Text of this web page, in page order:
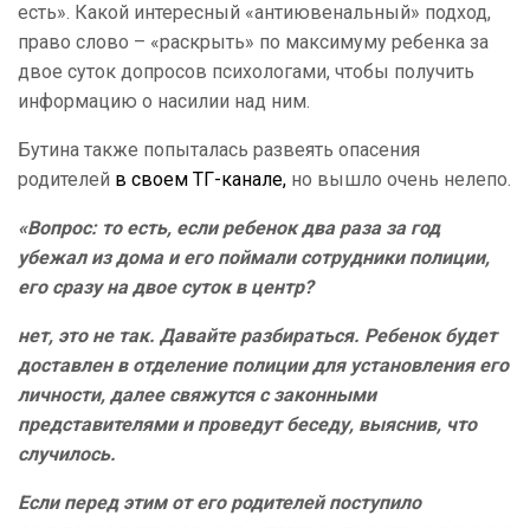
есть». Какой интересный «антиювенальный» подход,
право слово – «раскрыть» по максимуму ребенка за
двое суток допросов психологами, чтобы получить
информацию о насилии над ним.
Бутина также попыталась развеять опасения
родителей в своем ТГ-канале, но вышло очень нелепо.
«Вопрос: то есть, если ребенок два раза за год
убежал из дома и его поймали сотрудники полиции,
его сразу на двое суток в центр?
нет, это не так. Давайте разбираться. Ребенок будет
доставлен в отделение полиции для установления его
личности, далее свяжутся с законными
представителями и проведут беседу, выяснив, что
случилось.
Если перед этим от его родителей поступило